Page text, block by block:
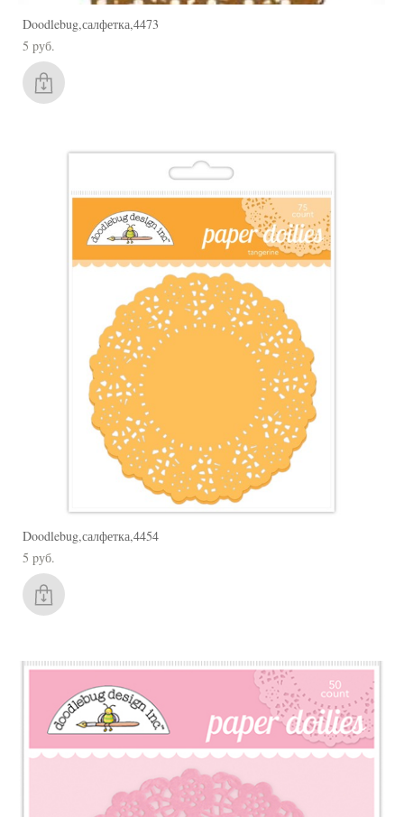
Doodlebug,салфетка,4473
5 pуб.
Doodlebug,салфетка,4454
5 pуб.